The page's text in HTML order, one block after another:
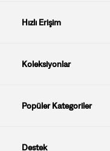
Hızlı Erişim
Koleksiyonlar
Popüler Kategoriler
Destek